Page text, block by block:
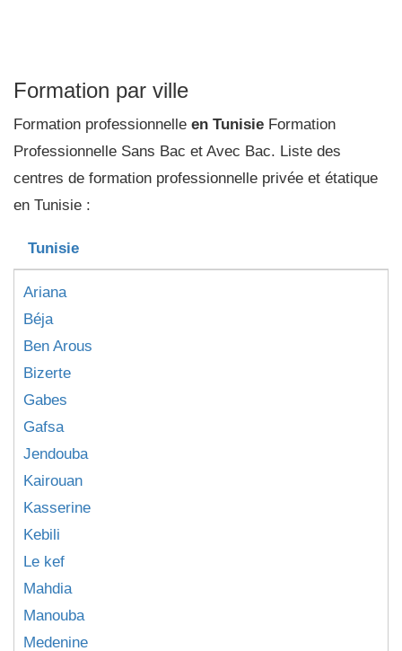
Formation par ville
Formation professionnelle en Tunisie Formation
Professionnelle Sans Bac et Avec Bac. Liste des
centres de formation professionnelle privée et étatique
en Tunisie :
Tunisie
Ariana
Béja
Ben Arous
Bizerte
Gabes
Gafsa
Jendouba
Kairouan
Kasserine
Kebili
Le kef
Mahdia
Manouba
Medenine